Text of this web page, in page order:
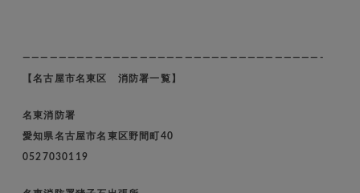
—————————————————————————————————-
【名古屋市名東区 消防署一覧】
名東消防署
愛知県名古屋市名東区野間町40
0527030119